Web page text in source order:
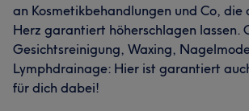
an Kosmetikbehandlungen und Co, die
Herz garantiert höherschlagen lassen.
Gesichtsreinigung, Waxing,
Lymphdrainage: Hier ist garantiert
für dich dabei!